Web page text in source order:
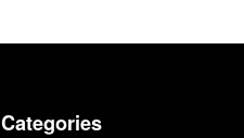
Categories